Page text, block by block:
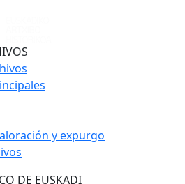
y expurgo
DE EUSKADI